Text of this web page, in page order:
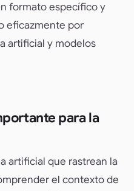
formato específico y
eficazmente por
artificial y modelos
para la
artificial que rastrean la
el contexto de